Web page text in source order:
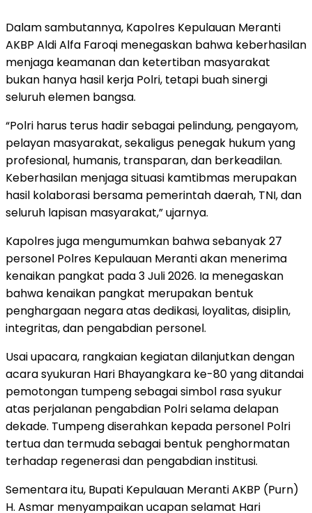
Dalam sambutannya, Kapolres Kepulauan Meranti
AKBP Aldi Alfa Faroqi menegaskan bahwa keberhasilan
menjaga keamanan dan ketertiban masyarakat
bukan hanya hasil kerja Polri, tetapi buah sinergi
seluruh elemen bangsa.
“Polri harus terus hadir sebagai pelindung, pengayom,
pelayan masyarakat, sekaligus penegak hukum yang
profesional, humanis, transparan, dan berkeadilan.
Keberhasilan menjaga situasi kamtibmas merupakan
hasil kolaborasi bersama pemerintah daerah, TNI, dan
seluruh lapisan masyarakat,” ujarnya.
Kapolres juga mengumumkan bahwa sebanyak 27
personel Polres Kepulauan Meranti akan menerima
kenaikan pangkat pada 3 Juli 2026. Ia menegaskan
bahwa kenaikan pangkat merupakan bentuk
penghargaan negara atas dedikasi, loyalitas, disiplin,
integritas, dan pengabdian personel.
Usai upacara, rangkaian kegiatan dilanjutkan dengan
acara syukuran Hari Bhayangkara ke-80 yang ditandai
pemotongan tumpeng sebagai simbol rasa syukur
atas perjalanan pengabdian Polri selama delapan
dekade. Tumpeng diserahkan kepada personel Polri
tertua dan termuda sebagai bentuk penghormatan
terhadap regenerasi dan pengabdian institusi.
Sementara itu, Bupati Kepulauan Meranti AKBP (Purn)
H. Asmar menyampaikan ucapan selamat Hari